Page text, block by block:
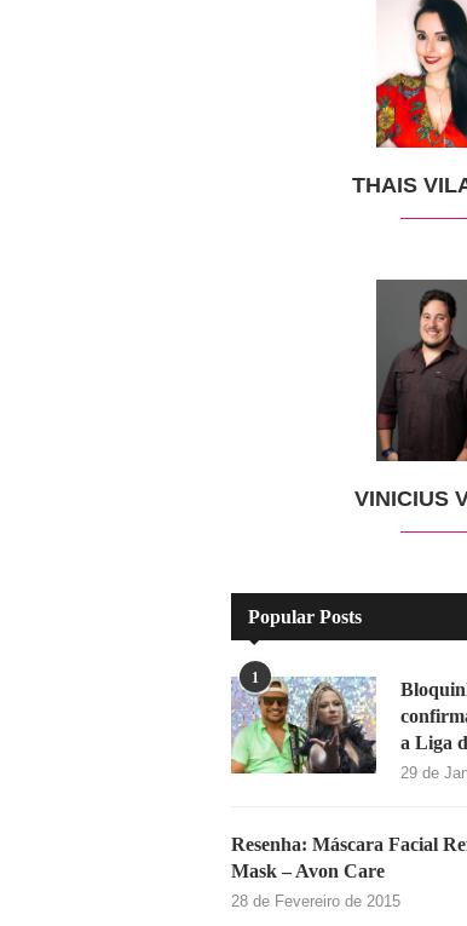
THAIS
VINICIUS
Popular Posts
1
a Liga
29 de
Resenha: Máscara Facial
Mask – Avon Care
28 de Fevereiro de 2015